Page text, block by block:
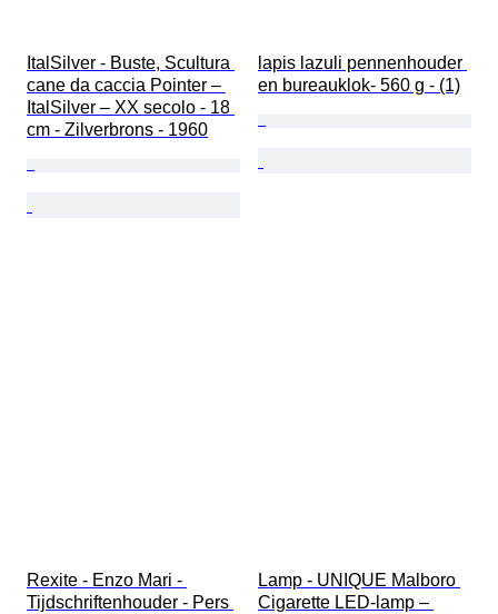
ItalSilver - Buste, Scultura
cane da caccia Pointer –
ItalSilver – XX secolo - 18
cm - Zilverbrons - 1960
lapis lazuli pennenhouder
en bureauklok- 560 g - (1)
Rexite - Enzo Mari -
Tijdschriftenhouder - Pers
Lamp - UNIQUE Malboro
Cigarette LED-lamp –